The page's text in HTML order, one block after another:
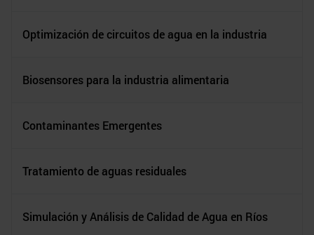
Optimización de circuitos de agua en la industria
Biosensores para la industria alimentaria
Contaminantes Emergentes
Tratamiento de aguas residuales
Simulación y Análisis de Calidad de Agua en Ríos